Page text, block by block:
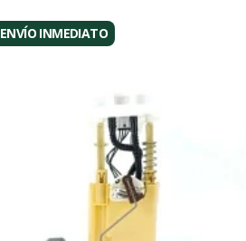
ENVÍO INMEDIATO